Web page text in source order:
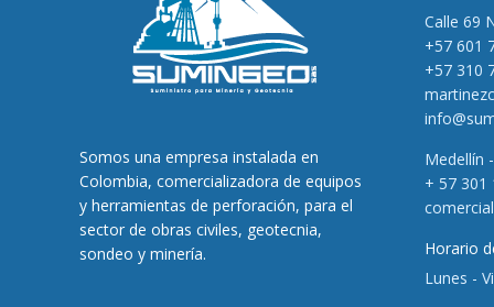
Somos una empresa instalada en
Colombia, comercializadora de equipos
y herramientas de perforación, para el
sector de obras civiles, geotecnia,
sondeo y minería.
Calle 69
+57 601
+57 310
Medellín
+ 57 301
Horario
Lunes -